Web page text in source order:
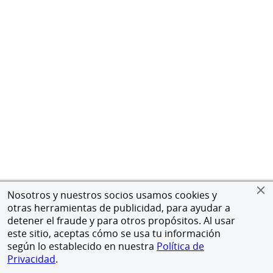
Nosotros y nuestros socios usamos cookies y
otras herramientas de publicidad, para ayudar a
detener el fraude y para otros propósitos. Al usar
este sitio, aceptas cómo se usa tu información
según lo establecido en nuestra Política de
Privacidad.